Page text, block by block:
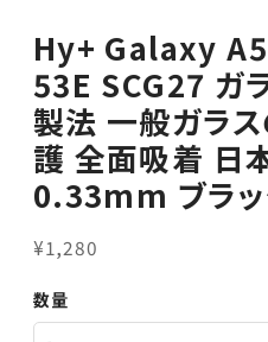
Hy+ Galaxy
53E SCG27 ガ
製法 一般ガラ
護 全面吸着 日
0.33mm ブラ
¥1,280
数量